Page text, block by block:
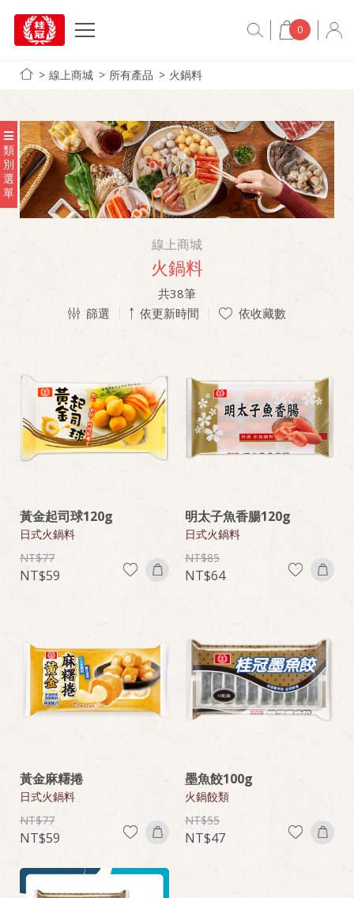
0
線上商城 所有產品 火鍋料
類
別
選
單
線上商城
火鍋料
共38筆
篩選
依更新時間 依收藏數
黃金起司球120g
日式火鍋料
77
59
明太子魚香腸120g
日式火鍋料
85
64
黃金麻糬捲
日式火鍋料
77
59
墨魚餃100g
火鍋餃類
55
47